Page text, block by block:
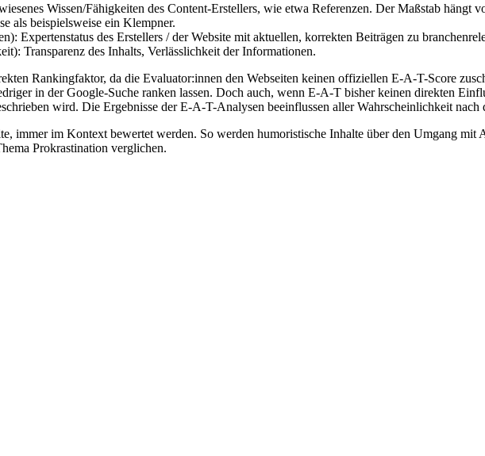
Wissen/Fähigkeiten des Content-Erstellers, wie etwa Referenzen. Der Maßstab hängt
als beispielsweise ein Klempner.
Expertenstatus des Erstellers / der Website mit aktuellen, korrekten Beiträgen zu
Transparenz des Inhalts, Verlässlichkeit der Informationen.
Rankingfaktor, da die Evaluator:innen den Webseiten keinen offiziellen E-A-T-Score
in der Google-Suche ranken lassen. Doch auch, wenn E-A-T bisher keinen direkten
wird. Die Ergebnisse der E-A-T-Analysen beeinflussen aller Wahrscheinlichkeit
immer im Kontext bewertet werden. So werden humoristische Inhalte über den Umgang
Prokrastination verglichen.